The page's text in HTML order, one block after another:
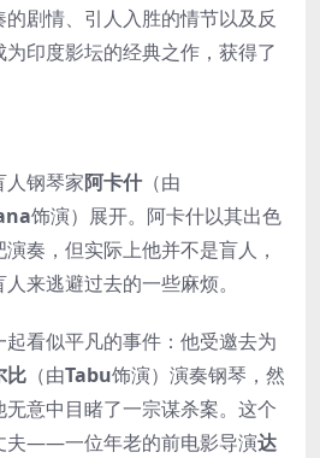
剧情、引人入胜的情节以及反
印度影坛的经典之作，获得了
人钢琴家阿卡什 （由
饰演）展开。阿卡什以其出色
奏，但实际上他并不是盲人，
来逃避过去的一些麻烦。
看似平凡的事件：他受邀去为
比 （由Tabu饰演）演奏钢琴，然
意中目睹了一宗谋杀案。这个
夫——一位年老的前电影导演达